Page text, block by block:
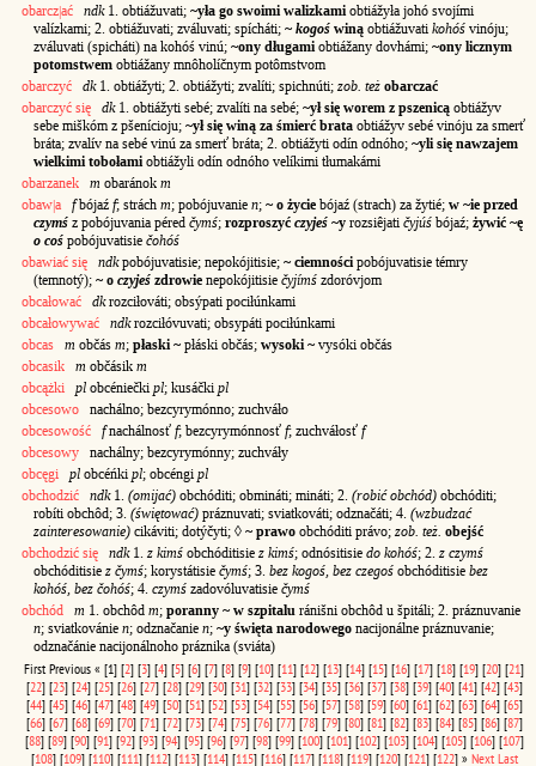
obarcz|ać
ndk1. obtiážuvati; ~yła go swoimi walizkami obtiážyła johó svojími
valízkami; 2. obtiážuvati; zváluvati; spícháti; ~ kogoś winą obtiážuvati kohóś vinóju;
zváluvati (spicháti) na kohóś vinú; ~ony długami obtiážany dovhámi; ~ony licznym
potomstwem obtiážany mnôholíčnym potômstvom
obarczyć
dk1. obtiážyti; 2. obtiážyti; zvalíti; spichnúti; zob. też obarczać
obarczyć się
dk1. obtiážyti sebé; zvalíti na sebé; ~ył się worem z pszenicą obtiážyv
sebe miškóm z pšenícioju; ~ył się winą za śmierć brata obtiážyv sebé vinóju za smerť
bráta; zvalív na sebé vinú za smerť bráta; 2. obtiážyti odín odnóho; ~yli się nawzajem
wielkimi tobołami obtiážyli odín odnóho velíkimi tłumakámi
obarzanek
m obaránok m
obaw|a
fbójaź f; strách m; pobójuvanie n; ~ o życie bójaź (strach) za žytié; w ~ie przed
czymś z pobójuvania péred čymś; rozproszyć czyjeś ~y rozsiêjati čyjúś bójaź; żywić ~ę
o coś pobójuvatisie čohóś
obawiać się
ndkpobójuvatisie; nepokójitisie; ~ ciemności pobójuvatisie témry
(temnotý); ~ o czyjeś zdrowie nepokójitisie čyjímś zdoróvjom
obcałować
dkrozciłováti; obsýpati pociłúnkami
obcałowywać
ndkrozciłóvuvati; obsypáti pociłúnkami
obcas
m občás m; płaski ~ płáski občás; wysoki ~ vysóki občás
obcasik
m občásik m
obcążki
pl obcéniečki pl; kusáčki pl
obcesowo nachálno; bezcyrymónno; zuchváło
obcesowość
fnachálnosť f; bezcyrymónnosť f; zuchváłosť f
obcesowy nachálny; bezcyrymónny; zuchváły
obcęgi
pl obcéńki pl; obcéngi pl
obchodzić
ndk1. (omijać) obchóditi; obmináti; mináti; 2. (robić obchód) obchóditi;
robíti obchôd; 3. (świętować) práznuvati; sviatkováti; odznačáti; 4. (wzbudzać
zainteresowanie) cikáviti; dotýčyti; ◊ ~ prawo obchóditi právo; zob. też. obejść
obchodzić się
ndk1. z kimś obchóditisie z kimś; odnósitisie do kohóś; 2. z czymś
obchóditisie z čymś; korystátisie čymś; 3. bez kogoś, bez czegoś obchóditisie bez
kohóś, bez čohóś; 4. czymś zadovóluvatisie čymś
obchód
m 1. obchôd m; poranny ~ w szpitalu ránišni obchôd u špitáli; 2. práznuvanie
n; sviatkovánie n; odznačanie n; ~y święta narodowego nacijonálne práznuvanie;
odznačánie nacijonálnoho práznika (sviáta)
First Previous « [1] [2] [3] [4] [5] [6] [7] [8] [9] [10] [11] [12] [13] [14] [15] [16] [17] [18] [19] [20] [21]
[22] [23] [24] [25] [26] [27] [28] [29] [30] [31] [32] [33] [34] [35] [36] [37] [38] [39] [40] [41] [42] [43]
[44] [45] [46] [47] [48] [49] [50] [51] [52] [53] [54] [55] [56] [57] [58] [59] [60] [61] [62] [63] [64] [65]
[66] [67] [68] [69] [70] [71] [72] [73] [74] [75] [76] [77] [78] [79] [80] [81] [82] [83] [84] [85] [86] [87]
[88] [89] [90] [91] [92] [93] [94] [95] [96] [97] [98] [99] [100] [101] [102] [103] [104] [105] [106] [107]
[108] [109] [110] [111] [112] [113] [114] [115] [116] [117] [118] [119] [120] [121] [122]» Next Last